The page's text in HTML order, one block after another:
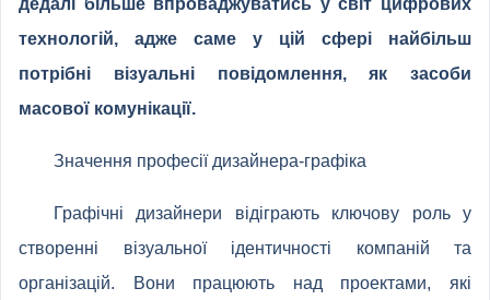
дедалі більше впроваджуватись у світ цифрових
технологій, адже саме у цій сфері найбільш
потрібні візуальні повідомлення, як засоби
масової комунікації.
Значення професії дизайнера-графіка
Графічні дизайнери відіграють ключову роль у
створенні візуальної ідентичності компаній та
організацій. Вони працюють над проектами, які